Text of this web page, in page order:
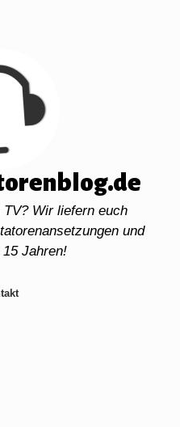
Wir liefern euch
und
Jahren!